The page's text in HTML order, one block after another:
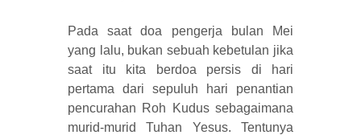
Pada saat doa pengerja bulan Mei
yang lalu, bukan sebuah kebetulan jika
saat itu kita berdoa persis di hari
pertama dari sepuluh hari penantian
pencurahan Roh Kudus sebagaimana
murid-murid Tuhan Yesus. Tentunya